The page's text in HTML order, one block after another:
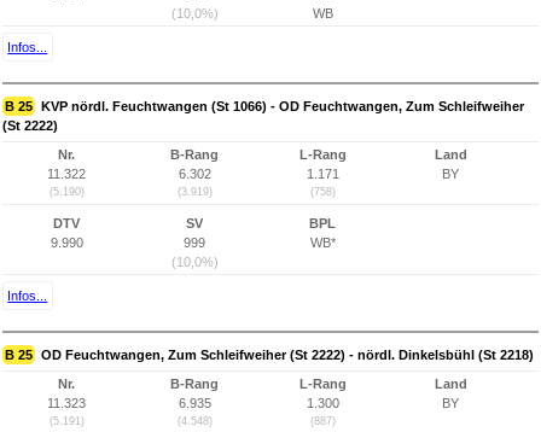
(10,0%)
WB
Infos...
B 25 KVP nördl. Feuchtwangen (St 1066) - OD Feuchtwangen, Zum Schleifweiher
(St 2222)
Nr.
11.322
(5.190)
B-Rang
6.302
(3.919)
L-Rang
1.171
(758)
Land
BY
DTV
9.990
SV
999
(10,0%)
BPL
WB*
Infos...
B 25 OD Feuchtwangen, Zum Schleifweiher (St 2222) - nördl. Dinkelsbühl (St 2218)
Nr.
11.323
(5.191)
B-Rang
6.935
(4.548)
L-Rang
1.300
(887)
Land
BY